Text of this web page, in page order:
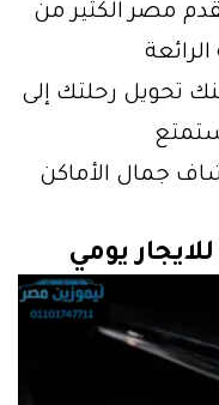
مصر الكثير من
تحويل رحلتك إلى
جمال الأماكن
يومي